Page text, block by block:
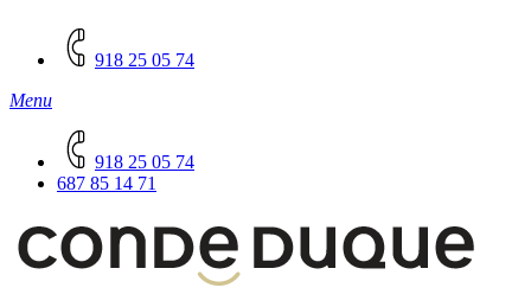
918 25 05 74
Menu
918 25 05 74
687 85 14 71